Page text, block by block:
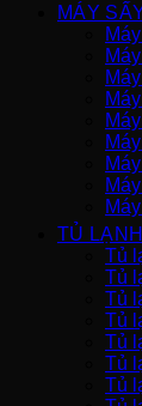
MÁY
TỦ LẠNH
Tủ
Tủ
Tủ
Tủ
Tủ
Tủ
Tủ